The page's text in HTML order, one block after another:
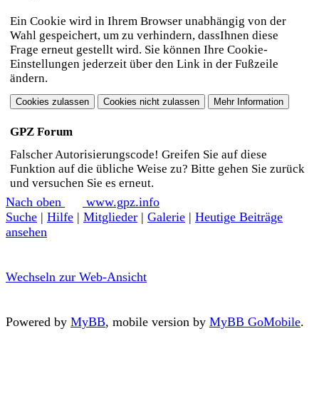
Ein Cookie wird in Ihrem Browser unabhängig von der
Wahl gespeichert, um zu verhindern, dassIhnen diese
Frage erneut gestellt wird. Sie können Ihre Cookie-
Einstellungen jederzeit über den Link in der Fußzeile
ändern.
GPZ Forum
Falscher Autorisierungscode! Greifen Sie auf diese
Funktion auf die übliche Weise zu? Bitte gehen Sie zurück
und versuchen Sie es erneut.
Nach oben
www.gpz.info
Suche | Hilfe | Mitglieder | Galerie | Heutige Beiträge
ansehen
Wechseln zur Web-Ansicht
Powered by MyBB, mobile version by MyBB GoMobile.